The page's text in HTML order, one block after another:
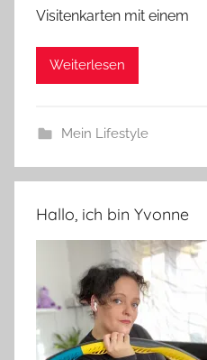
Visitenkarten mit einem
Weiterlesen
Mein Lifestyle
Hallo, ich bin Yvonne